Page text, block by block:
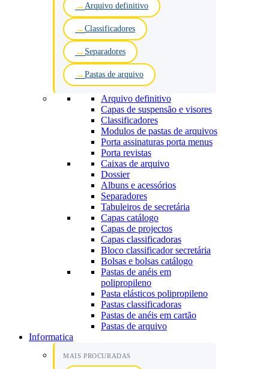
Arquivo definitivo
Classificadores
Separadores
Pastas de arquivo
Arquivo definitivo
Capas de suspensão e visores
Classificadores
Modulos de pastas de arquivos
Porta assinaturas porta menus
Porta revistas
Caixas de arquivo
Dossier
Albuns e acessórios
Separadores
Tabuleiros de secretária
Capas catálogo
Capas de projectos
Capas classificadoras
Bloco classificador secretária
Bolsas e bolsas catálogo
Pastas de anéis em
polipropileno
Pasta elásticos polipropileno
Pastas classificadoras
Pastas de anéis em cartão
Pastas de arquivo
Informatica
MAIS PROCURADAS